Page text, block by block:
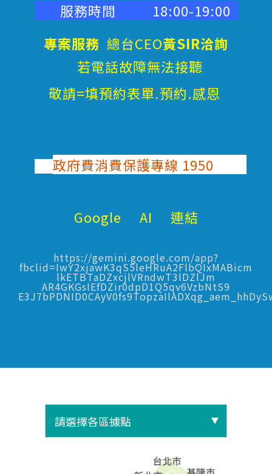
服務時間 18:00-19:00
專案服務 總台CEO黃SIR洽詢
若電話故障無法接聽
敬請=填預約表單.預約.感恩
政府費消費保護專線 1950
Google AI 連結
https://gemini.google.com/app?
fbclid=IwY2xjawK3qS5leHRuA2FlbQIxMABicm
lkETBTaDZxcjlVRndwT3lDZlJm
AR4GKGsIEfDZir0dpD1Q5qv6VzbNtS9